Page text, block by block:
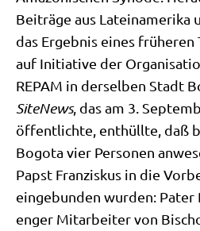
Bei­trä­ge aus Latein­ame­ri­ka
das Ergeb­nis eines
auf Initia­ti­ve der
REPAM in der­sel­ben Stadt
Si­teNews, das am 3.
öf­fent­lich­te, ent­hüll­te, daß
Bogo­ta vier Per­so­nen
Papst Fran­zis­kus in die
ein­ge­bun­den wur­den: ​​Pater
enger Mit­ar­bei­ter von